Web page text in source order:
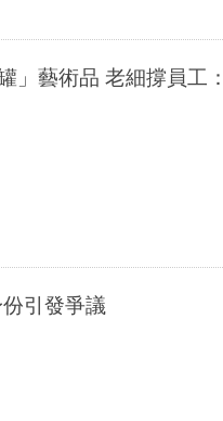
老細撐員工：
引發爭議